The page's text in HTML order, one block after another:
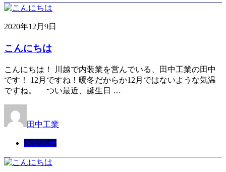
2020年12月9日
こんにちは
こんにちは！ 川越で内装業を営んでいる、田中工業の田中
です！ 12月ですね！暖冬だからか12月ではないような気温
ですね。 つい最近、誕生日 …
田中工業
お知らせ